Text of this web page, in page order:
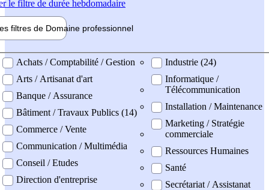
le filtre de durée hebdomadaire
filtres de Domaine professionnel
professionel
Achats / Comptabilité / Gestion
Arts / Artisanat d'art
Banque / Assurance
Bâtiment / Travaux Publics (14)
Commerce / Vente
Communication / Multimédia
Conseil / Etudes
Direction d'entreprise
Industrie (24)
Informatique /
Télécommunication
Installation / Maintenance
Marketing / Stratégie
commerciale
Ressources Humaines
Santé
Secrétariat / Assistanat